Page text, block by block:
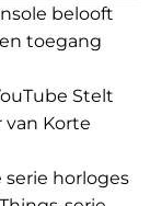
belooft
toegang
Stelt
Korte
horloges